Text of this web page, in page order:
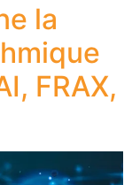
la
FRAX,